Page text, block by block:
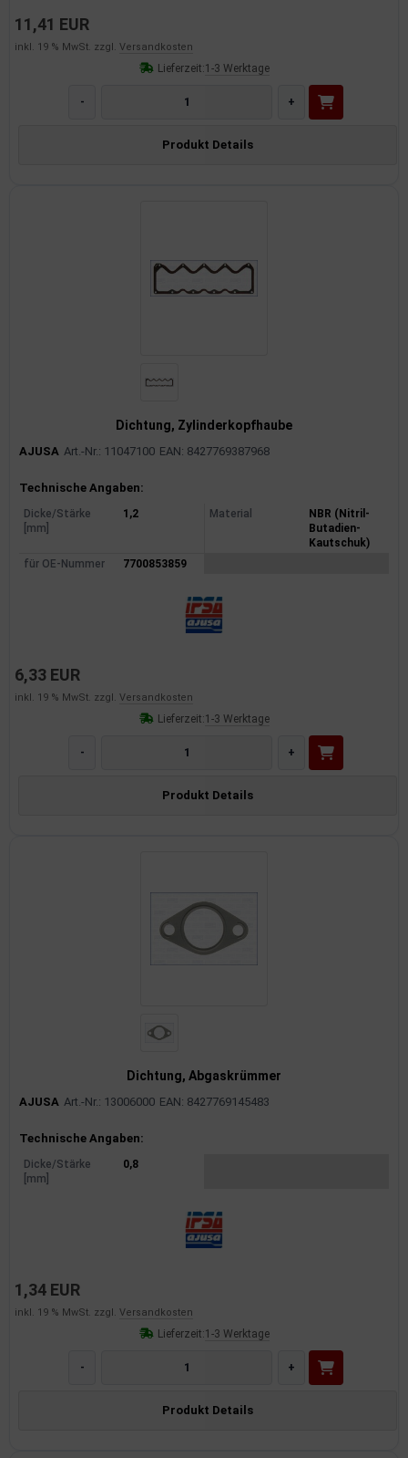
11,41 EUR
inkl. 19 % MwSt. zzgl. Versandkosten
Lieferzeit:1-3 Werktage
- +
Produkt Details
Dichtung, Zylinderkopfhaube
AJUSA Art.-Nr.: 11047100 EAN: 8427769387968
Produktinformationen
Technische Angaben:
Dicke/Stärke
[mm]
1,2 Material
NBR (Nitril-
Butadien-
Kautschuk)
für OE-Nummer
7700853859
6,33 EUR
inkl. 19 % MwSt. zzgl. Versandkosten
Lieferzeit:1-3 Werktage
- +
Produkt Details
Dichtung, Abgaskrümmer
AJUSA Art.-Nr.: 13006000 EAN: 8427769145483
Produktinformationen
Technische Angaben:
Dicke/Stärke
[mm]
0,8
1,34 EUR
inkl. 19 % MwSt. zzgl. Versandkosten
Lieferzeit:1-3 Werktage
- +
Produkt Details